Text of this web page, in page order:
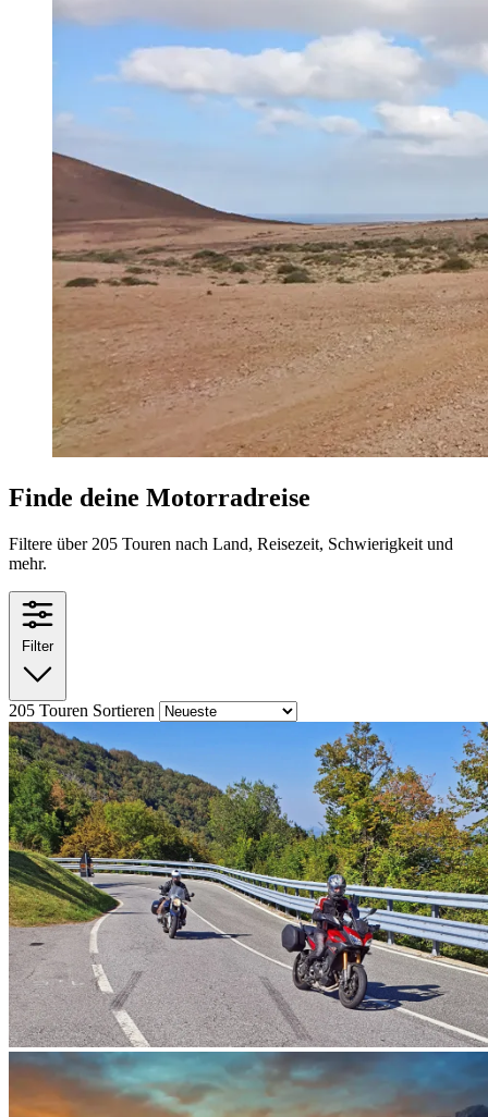
Finde deine Motorradreise
Filtere über 205 Touren nach Land, Reisezeit, Schwierigkeit und
mehr.
Filter
205 Touren Sortieren